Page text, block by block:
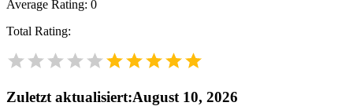
Average Rating: 0
Total Rating:
Zuletzt aktualisiert:August 10, 2026